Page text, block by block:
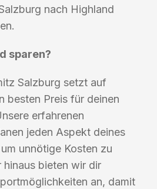
nach Highland
sparen?
Salzburg setzt auf
besten Preis für deinen
erfahrenen
jeden Aspekt deines
unnötige Kosten zu
hinaus bieten wir dir
an, damit